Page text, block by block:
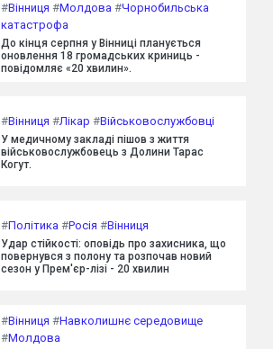
#Вінниця #Молдова #Чорнобильська
катастрофа
До кінця серпня у Вінниці планується
оновлення 18 громадських криниць -
повідомляє «20 хвилин».
#Вінниця #Лікар #Військовослужбовці
У медичному закладі пішов з життя
військовослужбовець з Долини Тарас
Когут.
#Політика #Росія #Вінниця
Удар стійкості: оповідь про захисника, що
повернувся з полону та розпочав новий
сезон у Прем'єр-лізі - 20 хвилин
#Вінниця #Навколишнє середовище
#Молдова